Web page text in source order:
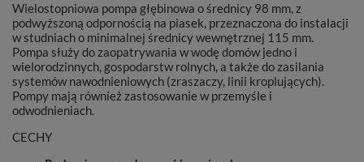
Wielostopniowa pompa głębinowa o średnicy 98 mm, z
podwyższoną odpornością na piasek, przeznaczona do instalacji
w studniach o minimalnej średnicy wewnętrznej 115 mm.
Pompa służy do zaopatrywania w wodę domów jedno i
wielorodzinnych, gospodarstw rolnych, a także do zasilania
systemów nawodnieniowych (zraszaczy, linii kroplujących).
Pompy mają również zastosowanie w przemyśle i
odwodnieniach.
CECHY